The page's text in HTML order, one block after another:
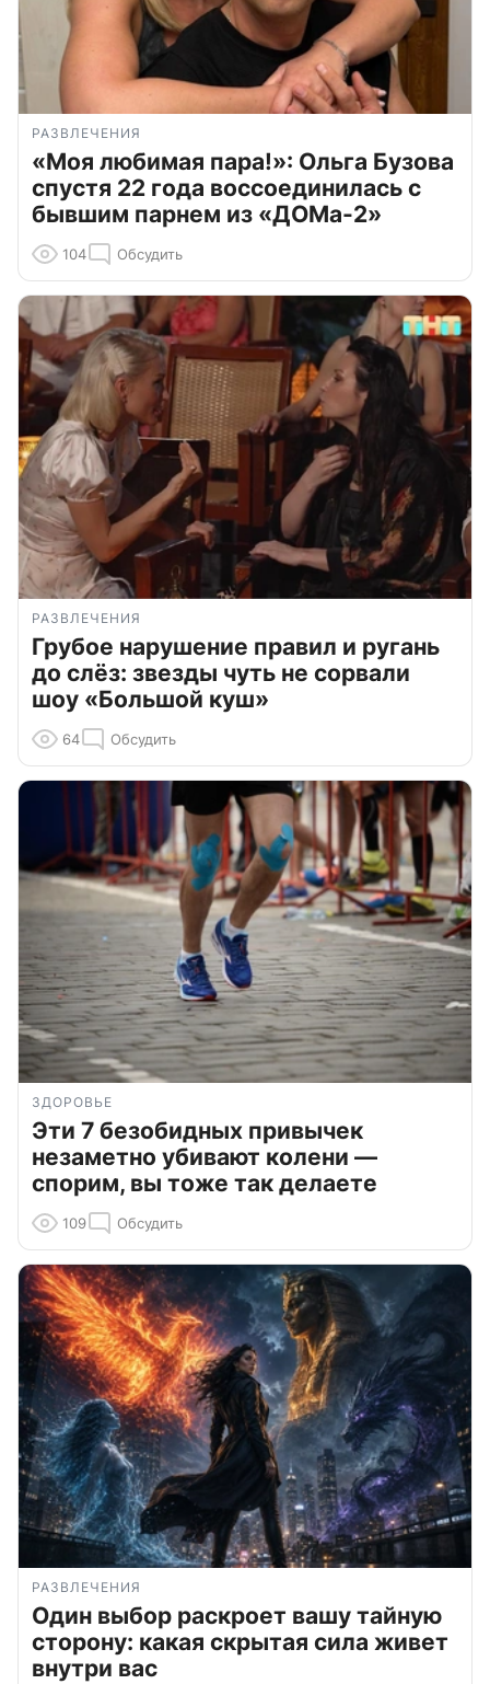
РАЗВЛЕЧЕНИЯ
«Моя любимая пара!»: Ольга Бузова
спустя 22 года воссоединилась с
бывшим парнем из «ДОМа-2»
104 Обсудить
РАЗВЛЕЧЕНИЯ
Грубое нарушение правил и ругань
до слёз: звезды чуть не сорвали
шоу «Большой куш»
64 Обсудить
ЗДОРОВЬЕ
Эти 7 безобидных привычек
незаметно убивают колени —
спорим, вы тоже так делаете
109 Обсудить
РАЗВЛЕЧЕНИЯ
Один выбор раскроет вашу тайную
сторону: какая скрытая сила живет
внутри вас